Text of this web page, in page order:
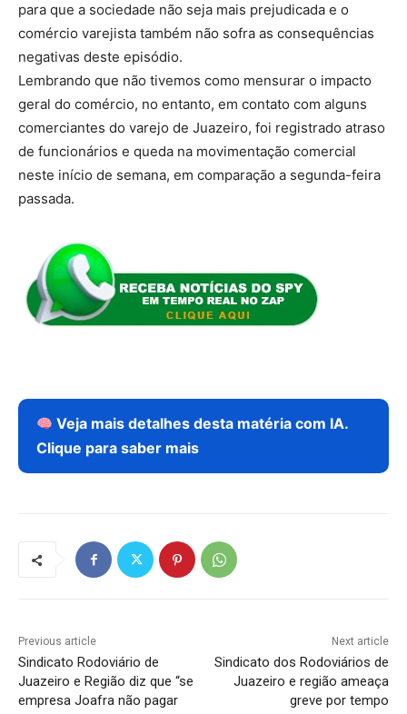
para que a sociedade não seja mais prejudicada e o
comércio varejista também não sofra as consequências
negativas deste episódio.
Lembrando que não tivemos como mensurar o impacto
geral do comércio, no entanto, em contato com alguns
comerciantes do varejo de Juazeiro, foi registrado atraso
de funcionários e queda na movimentação comercial
neste início de semana, em comparação a segunda-feira
passada.
Veja mais detalhes desta matéria com IA.
Clique para saber mais
Previous article
Sindicato Rodoviário de
Juazeiro e Região diz que “se
empresa Joafra não pagar
Next article
Sindicato dos Rodoviários de
Juazeiro e região ameaça
greve por tempo